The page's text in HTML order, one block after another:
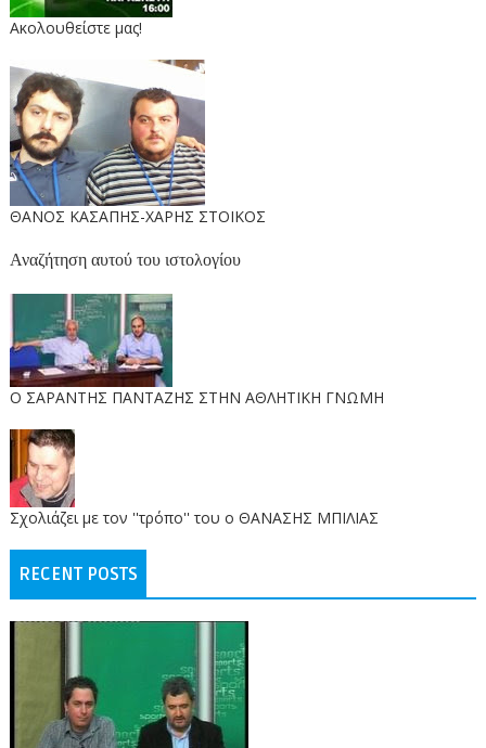
Ακολουθείστε μας!
ΘΑΝΟΣ ΚΑΣΑΠΗΣ-ΧΑΡΗΣ ΣΤΟΙΚΟΣ
Αναζήτηση αυτού του ιστολογίου
O ΣΑΡΑΝΤΗΣ ΠΑΝΤΑΖΗΣ ΣΤΗΝ ΑΘΛΗΤΙΚΗ ΓΝΩΜΗ
Σχολιάζει με τον ''τρόπο'' του ο ΘΑΝΑΣΗΣ ΜΠΙΛΙΑΣ
RECENT POSTS